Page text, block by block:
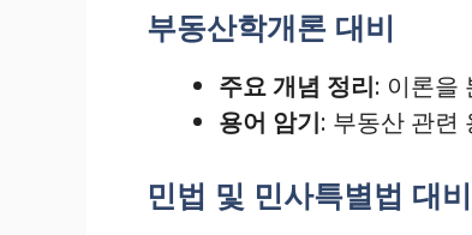
부동산학개론 대비
주요 개념 정리: 이론을
용어 암기: 부동산 관련
민법 및 민사특별법 대비